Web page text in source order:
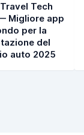
Tech
Migliore app
per la
del
auto 2025